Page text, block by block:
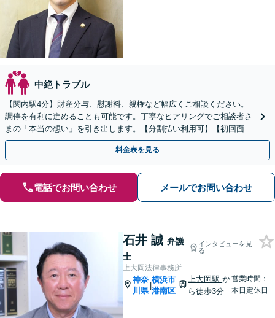
中絶トラブル
【関内駅4分】財産分与、慰謝料、親権など幅広くご相談ください。
調停を有利に進めることも可能です。丁寧なヒアリングでご相談者さ
まの「本当の想い」を引き出します。【分割払い利用可】【初回面談
60分無料】【休日・夜間面談可】
料金表を見る
電話でお問い合わせ メールでお問い合わせ
石井 誠 弁護
士
インタビューを見
る
上大岡法律事務所
神奈
川県
|
横浜市
港南区
上大岡駅か
ら徒歩3分
営業時間：
本日定休日